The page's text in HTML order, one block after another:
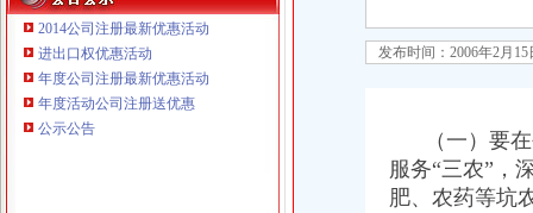
本站导航
2014公司注册最新优惠活动
进出口权优惠活动
年度公司注册最新优惠活动
年度活动公司注册送优惠
公示公告
发布时间：2006年2月
（一）要在
服务“三农”，
肥、农药等坑